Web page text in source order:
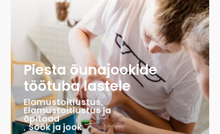
Piesta õunajookide
töötuba lastele
Elamustoitlustus,
Elamustoitlustus ja
õpitoad
,Söök ja jook